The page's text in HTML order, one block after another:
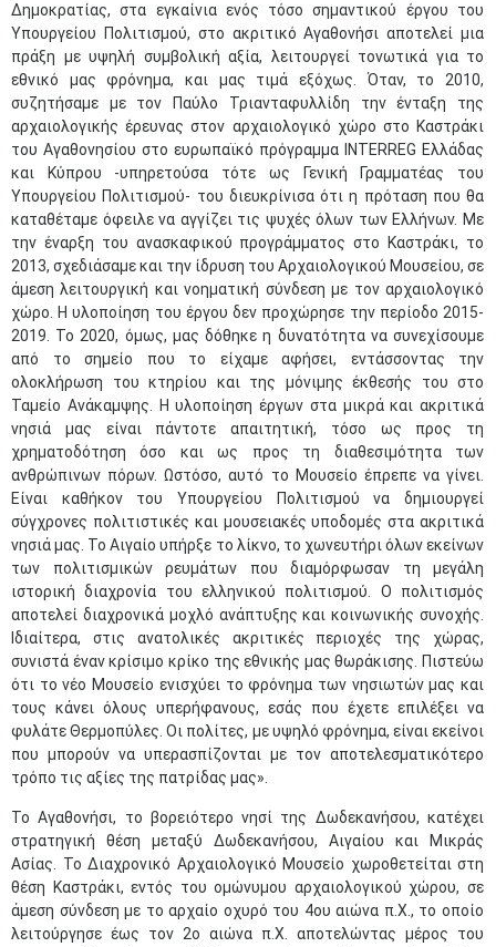
Δημοκρατίας, στα εγκαίνια ενός τόσο σημαντικού έργου του
Υπουργείου Πολιτισμού, στο ακριτικό Αγαθονήσι αποτελεί μια
πράξη με υψηλή συμβολική αξία, λειτουργεί τονωτικά για το
εθνικό μας φρόνημα, και μας τιμά εξόχως. Όταν, το 2010,
συζητήσαμε με τον Παύλο Τριανταφυλλίδη την ένταξη της
αρχαιολογικής έρευνας στον αρχαιολογικό χώρο στο Καστράκι
του Αγαθονησίου στο ευρωπαϊκό πρόγραμμα INTERREG Ελλάδας
και Κύπρου -υπηρετούσα τότε ως Γενική Γραμματέας του
Υπουργείου Πολιτισμού- του διευκρίνισα ότι η πρόταση που θα
καταθέταμε όφειλε να αγγίζει τις ψυχές όλων των Ελλήνων. Με
την έναρξη του ανασκαφικού προγράμματος στο Καστράκι, το
2013, σχεδιάσαμε και την ίδρυση του Αρχαιολογικού Μουσείου, σε
άμεση λειτουργική και νοηματική σύνδεση με τον αρχαιολογικό
χώρο. Η υλοποίηση του έργου δεν προχώρησε την περίοδο 2015-
2019. Το 2020, όμως, μας δόθηκε η δυνατότητα να συνεχίσουμε
από το σημείο που το είχαμε αφήσει, εντάσσοντας την
ολοκλήρωση του κτηρίου και της μόνιμης έκθεσής του στο
Ταμείο Ανάκαμψης. Η υλοποίηση έργων στα μικρά και ακριτικά
νησιά μας είναι πάντοτε απαιτητική, τόσο ως προς τη
χρηματοδότηση όσο και ως προς τη διαθεσιμότητα των
ανθρώπινων πόρων. Ωστόσο, αυτό το Μουσείο έπρεπε να γίνει.
Είναι καθήκον του Υπουργείου Πολιτισμού να δημιουργεί
σύγχρονες πολιτιστικές και μουσειακές υποδομές στα ακριτικά
νησιά μας. Το Αιγαίο υπήρξε το λίκνο, το χωνευτήρι όλων εκείνων
των πολιτισμικών ρευμάτων που διαμόρφωσαν τη μεγάλη
ιστορική διαχρονία του ελληνικού πολιτισμού. Ο πολιτισμός
αποτελεί διαχρονικά μοχλό ανάπτυξης και κοινωνικής συνοχής.
Ιδιαίτερα, στις ανατολικές ακριτικές περιοχές της χώρας,
συνιστά έναν κρίσιμο κρίκο της εθνικής μας θωράκισης. Πιστεύω
ότι το νέο Μουσείο ενισχύει το φρόνημα των νησιωτών μας και
τους κάνει όλους υπερήφανους, εσάς που έχετε επιλέξει να
φυλάτε Θερμοπύλες. Οι πολίτες, με υψηλό φρόνημα, είναι εκείνοι
που μπορούν να υπερασπίζονται με τον αποτελεσματικότερο
τρόπο τις αξίες της πατρίδας μας».
Το Αγαθονήσι, το βορειότερο νησί της Δωδεκανήσου, κατέχει
στρατηγική θέση μεταξύ Δωδεκανήσου, Αιγαίου και Μικράς
Ασίας. Το Διαχρονικό Αρχαιολογικό Μουσείο χωροθετείται στη
θέση Καστράκι, εντός του ομώνυμου αρχαιολογικού χώρου, σε
άμεση σύνδεση με το αρχαίο οχυρό του 4ου αιώνα π.Χ., το οποίο
λειτούργησε έως τον 2ο αιώνα π.Χ. αποτελώντας μέρος του